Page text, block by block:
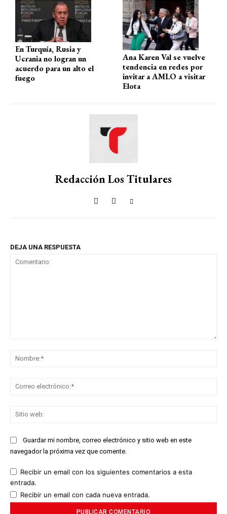
p
k
En Turquía, Rusia y
Ucrania no logran un
acuerdo para un alto el
fuego
Ana Karen Val se vuelve
tendencia en redes por
invitar a AMLO a visitar
Elota
Redacción Los Titulares
DEJA UNA RESPUESTA
Guardar mi nombre, correo electrónico y sitio web en este
navegador la próxima vez que comente.
Recibir un email con los siguientes comentarios a esta
entrada.
Recibir un email con cada nueva entrada.